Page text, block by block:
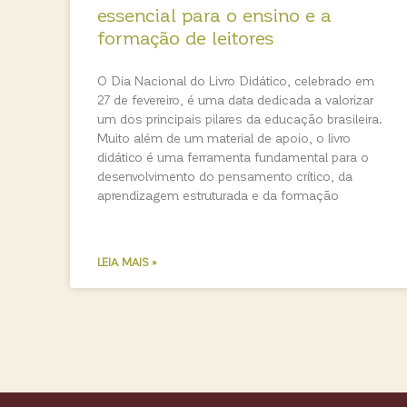
essencial para o ensino e a
formação de leitores
O Dia Nacional do Livro Didático, celebrado em
27 de fevereiro, é uma data dedicada a valorizar
um dos principais pilares da educação brasileira.
Muito além de um material de apoio, o livro
didático é uma ferramenta fundamental para o
desenvolvimento do pensamento crítico, da
aprendizagem estruturada e da formação
LEIA MAIS »